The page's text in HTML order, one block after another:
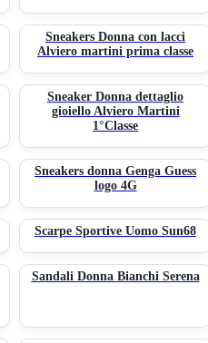
Sneakers Donna con lacci
Alviero martini prima classe
Sneaker Donna dettaglio
gioiello Alviero Martini
1°Classe
Sneakers donna Genga Guess
logo 4G
Scarpe Sportive Uomo Sun68
Sandali Donna Bianchi Serena